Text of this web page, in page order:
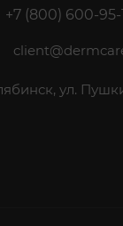
+7 (800) 600-95-
ул.